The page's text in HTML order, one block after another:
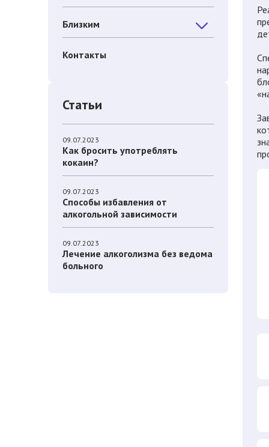
Близким
Контакты
Статьи
09.07.2023
Как бросить употреблять
кокаин?
09.07.2023
Способы избавления от
алкогольной зависимости
09.07.2023
Лечение алкоголизма без ведома
больного